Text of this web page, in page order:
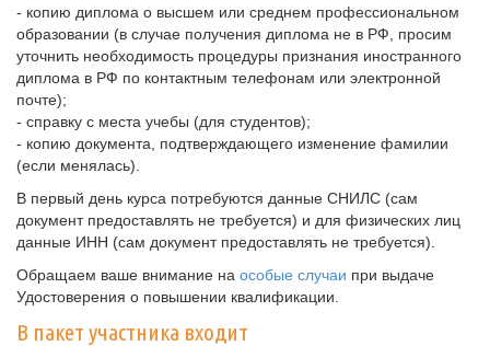
- копию диплома о высшем или среднем профессиональном
образовании (в случае получения диплома не в РФ, просим
уточнить необходимость процедуры признания иностранного
диплома в РФ по контактным телефонам или электронной
почте);
- справку с места учебы (для студентов);
- копию документа, подтверждающего изменение фамилии
(если менялась).
В первый день курса потребуются данные СНИЛС (сам
документ предоставлять не требуется) и для физических лиц
данные ИНН (сам документ предоставлять не требуется).
Обращаем ваше внимание на особые случаи при выдаче
Удостоверения о повышении квалификации.
В пакет участника входит